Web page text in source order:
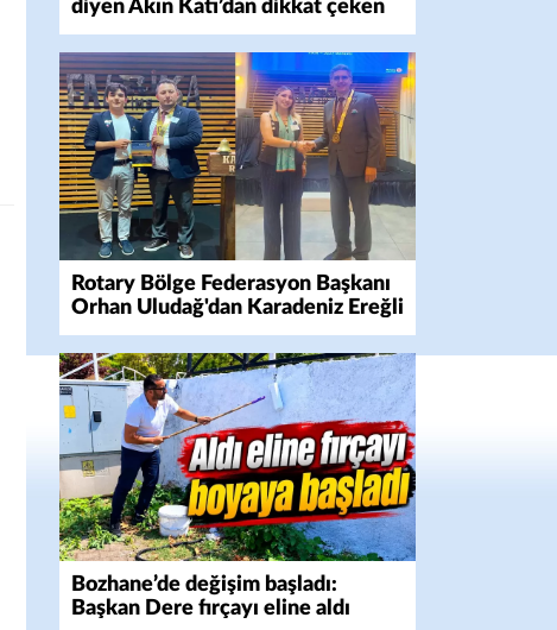
diyen Akın Katı’dan dikkat çeken
açıklama
Rotary Bölge Federasyon Başkanı
Orhan Uludağ'dan Karadeniz Ereğli
Rotary Kulübü'ne Ziyaret
Bozhane’de değişim başladı:
Başkan Dere fırçayı eline aldı